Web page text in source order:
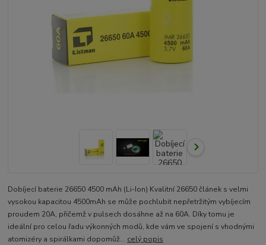
Dobíjecí baterie 26650 4500 mAh (Li-Ion) Kvalitní 26650 článek s velmi
vysokou kapacitou 4500mAh se může pochlubit nepřetržitým vybíjecím
proudem 20A, přičemž v pulsech dosáhne až na 60A. Díky tomu je
ideální pro celou řadu výkonných modů, kde vám ve spojení s vhodnými
atomizéry a spirálkami dopomůž... celý popis